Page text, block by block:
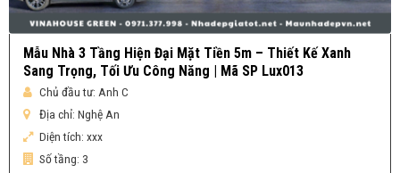
Mẫu Nhà 3 Tầng Hiện Đại Mặt Tiền 5m – Thiết Kế Xanh
Sang Trọng, Tối Ưu Công Năng | Mã SP Lux013
Chủ đầu tư: Anh C
Địa chỉ: Nghệ An
Diện tích: xxx
Số tầng: 3